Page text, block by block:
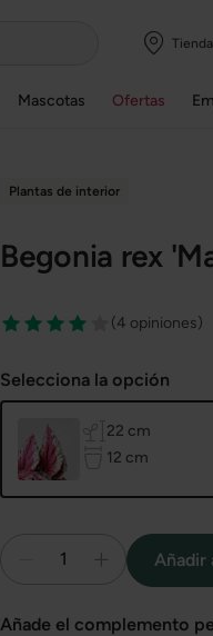
Mascotas Ofertas
Plantas de interior
Begonia rex
(4 opiniones)
Selecciona la opción
22 cm
12 cm
1 Añadir
Añade el complemento